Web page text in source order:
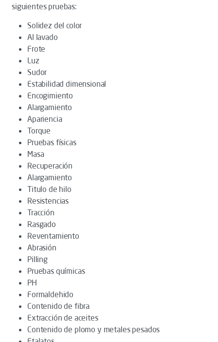
siguientes pruebas:
Solidez del color
Al lavado
Frote
Luz
Sudor
Estabilidad dimensional
Encogimiento
Alargamiento
Apariencia
Torque
Pruebas físicas
Masa
Recuperación
Alargamiento
Titulo de hilo
Resistencias
Tracción
Rasgado
Reventamiento
Abrasión
Pilling
Pruebas químicas
PH
Formaldehido
Contenido de fibra
Extracción de aceites
Contenido de plomo y metales pesados